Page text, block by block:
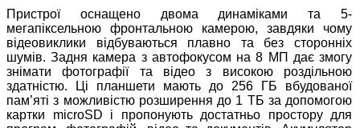
Пристрої оснащено двома динаміками та 5-
мегапіксельною фронтальною камерою, завдяки чому
відеовиклики відбуваються плавно та без сторонніх
шумів. Задня камера з автофокусом на 8 МП дає змогу
знімати фотографії та відео з високою роздільною
здатністю. Ці планшети мають до 256 ГБ вбудованої
пам’яті з можливістю розширення до 1 ТБ за допомогою
картки microSD і пропонують достатньо простору для